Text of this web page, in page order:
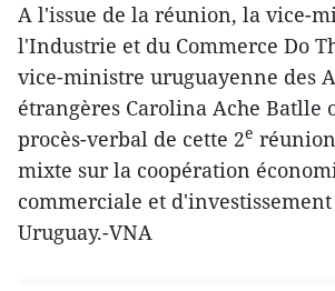
A l'issue de la réunion, la vice-
l'Industrie et du Commerce Do
vice-ministre uruguayenne des
étrangères Carolina Ache Batlle
procès-verbal de cette 2e
mixte sur la coopération
commerciale et
Uruguay.-VNA